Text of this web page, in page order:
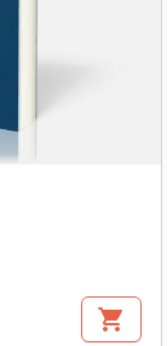
shopping_cart